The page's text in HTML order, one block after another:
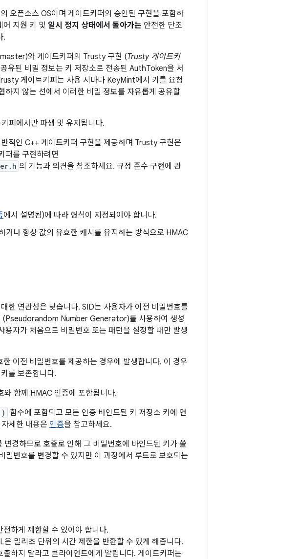
오픈소스 OS이며 게이트키퍼의 승인된 구현을 포함하
어 지원 키 및 일시 정지 상태에서 돌아가는 안전한 단조
.
와 게이트키퍼의 Trusty 구현 (Trusty 게이트키
유된 비밀 정보는 키 저장소로 전송된 AuthToken을 서
게이트키퍼는 사용 시마다 KeyMint에서 키를 요청
지 않는 선에서 이러한 비밀 정보를 자유롭게 공유할
퍼에서만 파생 및 유지됩니다.
적인 C++ 게이트키퍼 구현을 제공하며 Trusty 구현은
퍼를 구현하려면
의 기능과 의견을 참조하세요. 규정 준수 구현에 관
에서 설명됨)에 따라 형식이 지정되어야 합니다.
나 항상 값의 유효한 캐시를 유지하는 방식으로 HMAC
한 연관성은 낮습니다. SID는 사용자가 이전 비밀번호를
(Pseudorandom Number Generator)를 사용하여 생성
자가 처음으로 비밀번호 또는 패턴을 설정할 때만 발생
이전 비밀번호를 제공하는 경우에 발생합니다. 이 경우
를 보존합니다.
와 함께 HMAC 인증에 포함됩니다.
함수에 포함되고 모든 인증 바인드된 키 저장소 키에 연
세한 내용은 인증을 참고하세요.
경하므로 호출로 인해 그 비밀번호에 바인드된 키가 쓸
번호를 변경할 수 있지만 이 과정에서 루트로 보호되는
하게 제한할 수 있어야 합니다.
은 밀리초 단위의 시간 제한을 반환할 수 있게 해줍니다.
하지 말라고 클라이언트에게 알립니다. 게이트키퍼는